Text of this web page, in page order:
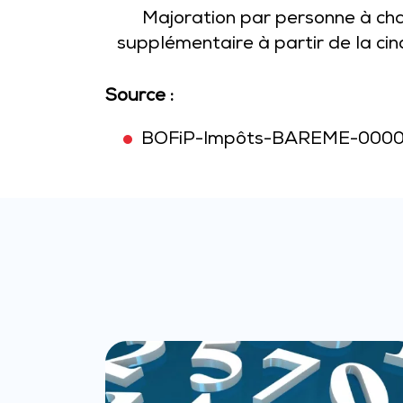
Majoration par personne à
supplémentaire à partir de la
Source :
BOFiP-Impôts-BAREME-